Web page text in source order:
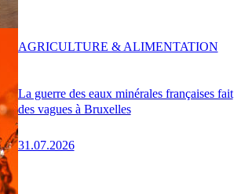
La guerre des eaux minérales françaises fait
des vagues à Bruxelles
31.07.2026
AGRICULTURE & ALIMENTATION